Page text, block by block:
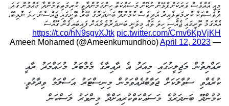
މިއީ އެއްވެސް ވަރަކަށް ޕްލޭން ނުކޮށް މަސައްކަތް ހިންގަމުންދާތީ ކުރިމަތިވަމުންދާ ގެއްލުން ގަދަ
ދުވަސްތަކާ ކުރިމަތިލާއިރު އަދިވެސް ކުމުންދޫ ބަނދަރުގެ ބޭރު ތޮށީގައި ޖައްސާނެ ހިލަ ނުލިބޭ،
އެއްގަމު ތޮށީގައި ޖެއްސި ހިލަ ތައް މިވަނީ ބަނދަރުތެރެއަށް ފައިބައިގެން ގޮއްސަ
https://t.co/hN9sgvXJtk pic.twitter.com/Cmv6KpVjKH
— Ameen Mohamed (@Ameenkumundhoo)
April 12, 2023
ރައްޔިތުން މަޖިލީހުގައި މިއަދު އެ ދާއިރާގެ މެމްބަރު މުހައްމަދު ރާއީ
ކުރެއްވި ސުވާލަކަށް ޖަވާބުދެއްވަމުން މިނިސްޓަރު އަސްލަމު ވިދާޅުވީ،
ކުމުންދޫ ބަނދަރުގެ މަސައްކަތްކުރިއަށްދާ މިންވަރު ލަސްކަން